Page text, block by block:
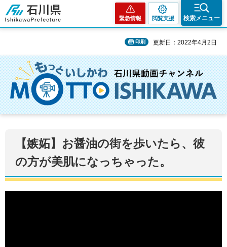
石川県
緊急情報 閲覧支援 検索メニュー
印刷 更新日：2022年4月2日
【嫉妬】お醤油の街を歩いたら、彼
の方が美肌になっちゃった。